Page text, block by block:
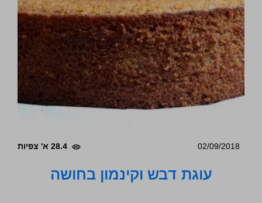
02/09/2018 28.4 א' צפיות
עוגת דבש וקינמון בחושה